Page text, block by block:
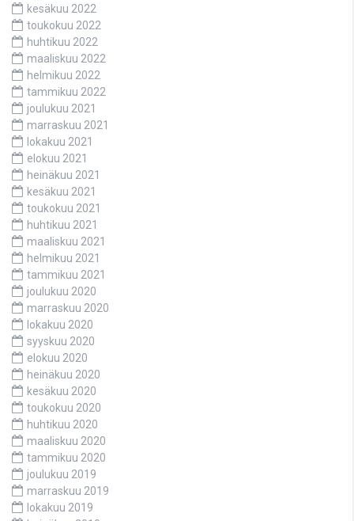
kesäkuu 2022
toukokuu 2022
huhtikuu 2022
maaliskuu 2022
helmikuu 2022
tammikuu 2022
joulukuu 2021
marraskuu 2021
lokakuu 2021
elokuu 2021
heinäkuu 2021
kesäkuu 2021
toukokuu 2021
huhtikuu 2021
maaliskuu 2021
helmikuu 2021
tammikuu 2021
joulukuu 2020
marraskuu 2020
lokakuu 2020
syyskuu 2020
elokuu 2020
heinäkuu 2020
kesäkuu 2020
toukokuu 2020
huhtikuu 2020
maaliskuu 2020
tammikuu 2020
joulukuu 2019
marraskuu 2019
lokakuu 2019